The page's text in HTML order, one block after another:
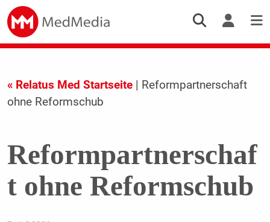
« Relatus Med Startseite| Reformpartnerschaft
ohne Reformschub
Reformpartnerschaf
t ohne Reformschub